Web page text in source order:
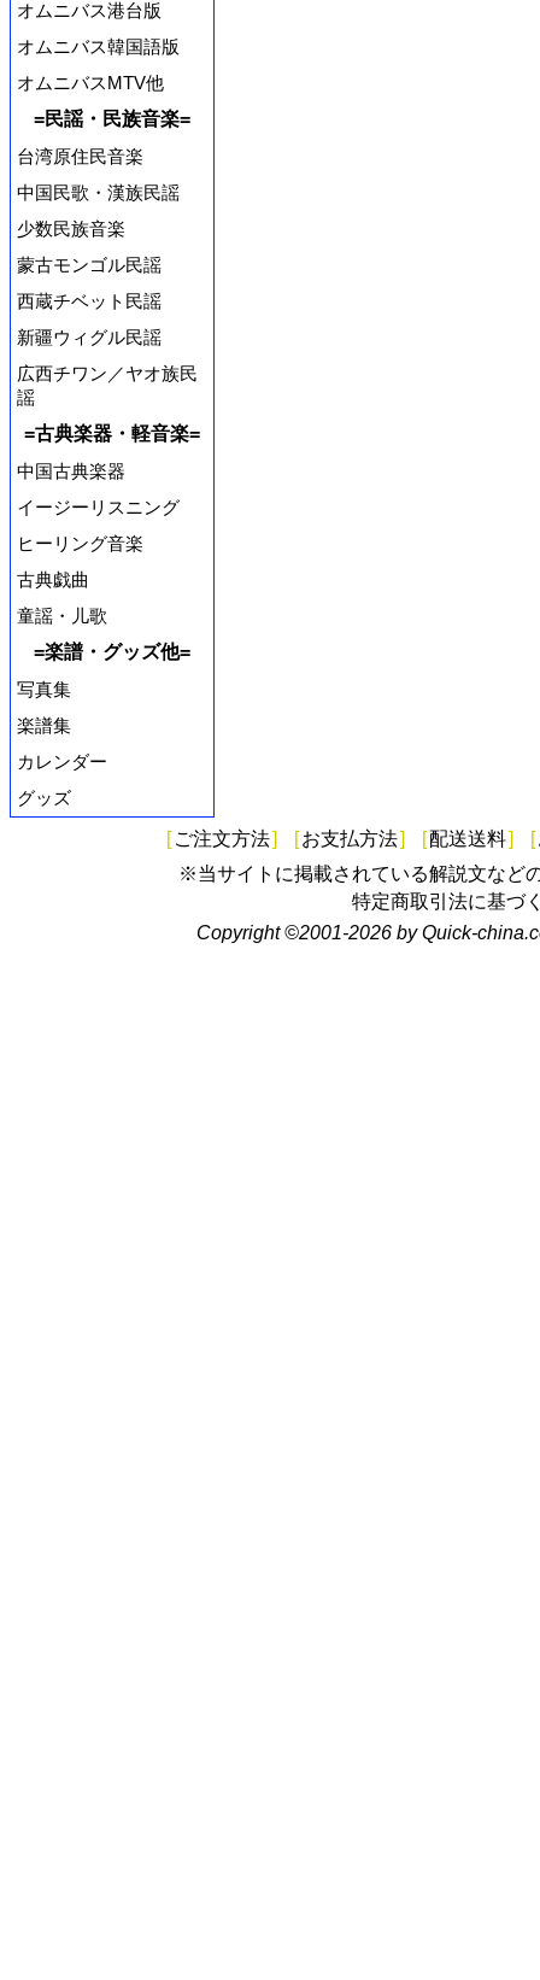
オムニバス港台版
オムニバス韓国語版
オムニバスMTV他
=民謡・民族音楽=
台湾原住民音楽
中国民歌・漢族民謡
少数民族音楽
蒙古モンゴル民謡
西蔵チベット民謡
新疆ウィグル民謡
広西チワン／ヤオ族民
謡
=古典楽器・軽音楽=
中国古典楽器
イージーリスニング
ヒーリング音楽
古典戯曲
童謡・儿歌
=楽譜・グッズ他=
写真集
楽譜集
カレンダー
グッズ
[ ご注文方法] [お支払方法] [配送送料] [
※当サイトに掲載されている解説文など
特定商取引法に基づ
Copyright ©2001-2026 by Quick-